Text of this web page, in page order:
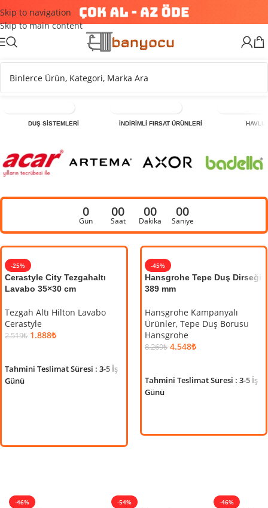
Skip to navigation
Skip to main content
DUŞ SİSTEMLERİ İNDİRİMLİ FIRSAT ÜRÜNLERİ
0
Gün
00
Saat
00
Dakika
00
Saniye
-25%
Cerastyle City Tezgahaltı
Lavabo 35×30 cm
Tezgah Altı Hilton Lavabo
Cerastyle
2.519₺ 1.888₺
Tahmini Teslimat Süresi : 3-5 İş
Günü
-33%
ECA Mina Rozetli Ankastre
Lavabo Bataryası
Ankastre Lavabo Bataryası
9.655₺ 6.470₺
SEPETE EKLE
-45%
Hansgrohe Tepe Duş Dirseği
389 mm
Hansgrohe Kampanyalı
Ürünler, Tepe Duş Borusu
Hansgrohe
8.269₺ 4.548₺
Tahmini Teslimat Süresi : 3-5 İş
Günü
-46% -54% -46%